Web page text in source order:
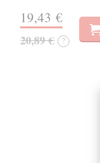
19,43 €
20,89 € ?